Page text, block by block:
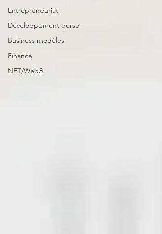
Entrepreneuriat
Développement perso
Business modèles
Finance
NFT/Web3